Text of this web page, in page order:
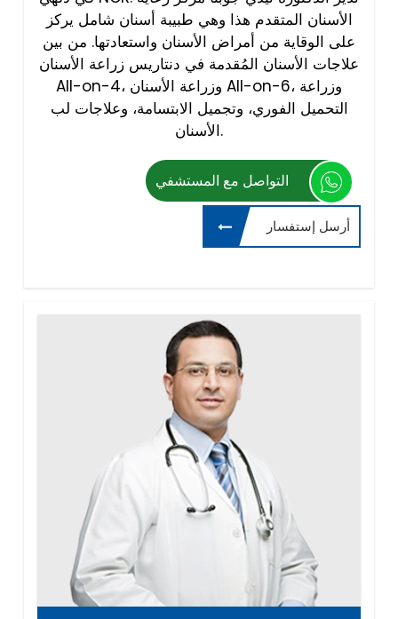
الأسنان المتقدم هذا وهي طبيبة أسنان شامل يركز
على الوقاية من أمراض الأسنان واستعادتها. من بين
علاجات الأسنان المُقدمة في دنتاريس زراعة الأسنان
All-on-4، وزراعة الأسنان All-on-6، وزراعة
التحميل الفوري، وتجميل الابتسامة، وعلاجات لب
الأسنان.
التواصل مع المستشفي
أرسل إستفسار